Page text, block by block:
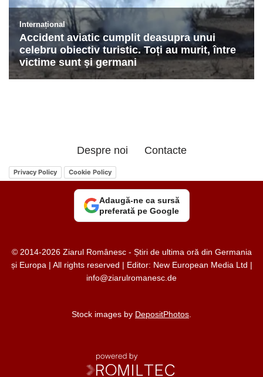
Despre noi Contacte
Privacy Policy Cookie Policy
Adaugă-ne ca sursă
preferată pe Google
© 2014-2026 Ziarul Românesc - Știri de ultima oră din Germania
și Europa | All rights reserved | Editor: New European Media Ltd |
info@ziarulromanesc.de
Stock images by DepositPhotos.